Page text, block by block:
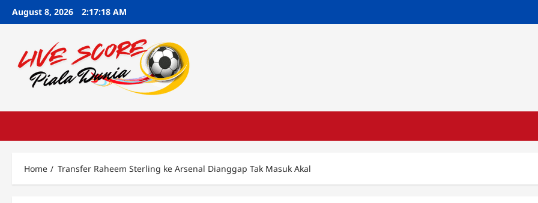
SkipAugust 8, 2026 2:17:19 AM
Home Transfer Raheem Sterling ke Arsenal Dianggap Tak Masuk Akal